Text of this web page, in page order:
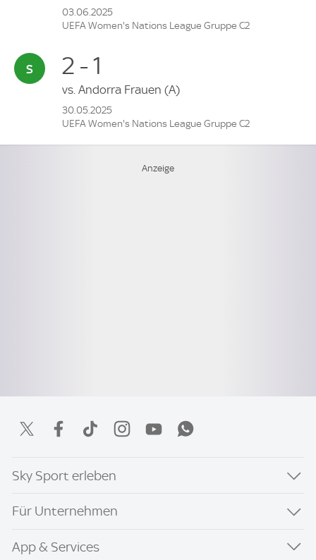
03.06.2025
UEFA Women's Nations League Gruppe C2
2 - 1
vs. Andorra Frauen (A)
30.05.2025
UEFA Women's Nations League Gruppe C2
Sky Sport erleben
Für Unternehmen
App & Services